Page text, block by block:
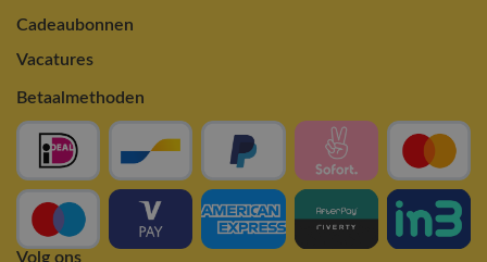
Cadeaubonnen
Vacatures
Betaalmethoden
Volg ons